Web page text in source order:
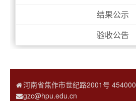
结果公示
验收公告
河南省焦作市世纪路2001号 454000
gzc@hpu.edu.cn